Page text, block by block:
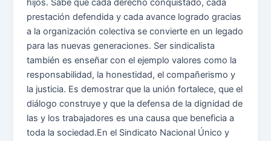
hijos. Sabe que cada derecho conquistado, cada
prestación defendida y cada avance logrado gracias
a la organización colectiva se convierte en un legado
para las nuevas generaciones. Ser sindicalista
también es enseñar con el ejemplo valores como la
responsabilidad, la honestidad, el compañerismo y
la justicia. Es demostrar que la unión fortalece, que el
diálogo construye y que la defensa de la dignidad de
las y los trabajadores es una causa que beneficia a
toda la sociedad.En el Sindicato Nacional Único y